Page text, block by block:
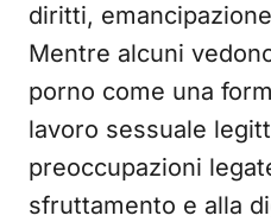
diritti,
Mentre alcuni
porno come una
lavoro sessuale
preoccupazioni
sfruttamento e alla